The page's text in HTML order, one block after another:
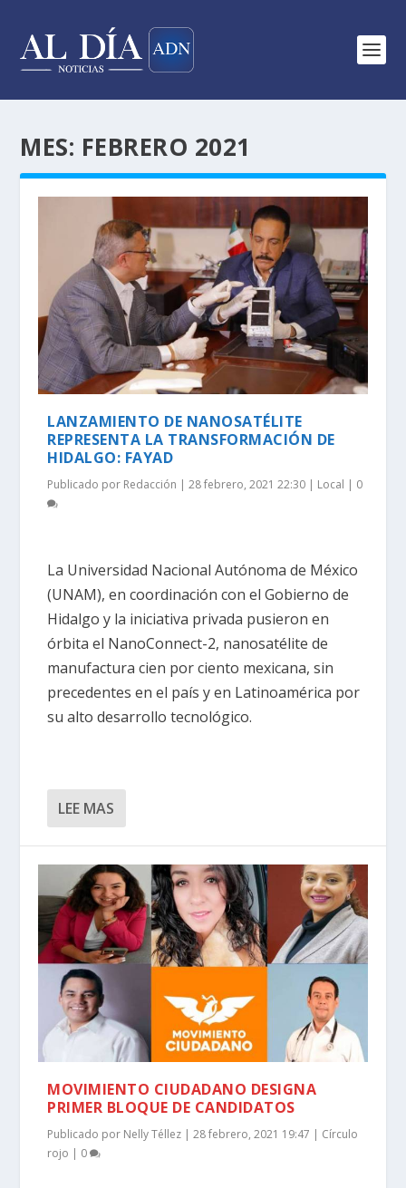
MES: FEBRERO 2021
LANZAMIENTO DE NANOSATÉLITE
REPRESENTA LA TRANSFORMACIÓN DE
HIDALGO: FAYAD
Publicado por Redacción |28 febrero, 2021 22:30 | Local | 0
La Universidad Nacional Autónoma de México
(UNAM), en coordinación con el Gobierno de
Hidalgo y la iniciativa privada pusieron en
órbita el NanoConnect-2, nanosatélite de
manufactura cien por ciento mexicana, sin
precedentes en el país y en Latinoamérica por
su alto desarrollo tecnológico.
LEE MAS
MOVIMIENTO CIUDADANO DESIGNA
PRIMER BLOQUE DE CANDIDATOS
Publicado por Nelly Téllez |28 febrero, 2021 19:47 | Círculo
rojo | 0